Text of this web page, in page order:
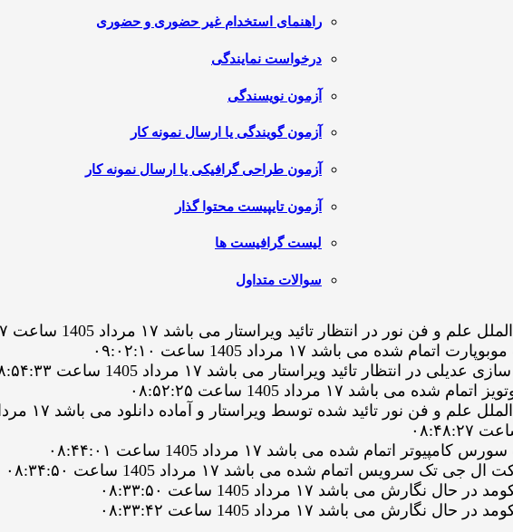
راهنمای استخدام غیر حضوری و حضوری
درخواست نمایندگی
آزمون نویسندگی
آزمون گویندگی یا ارسال نمونه کار
آزمون طراحی گرافیکی یا ارسال نمونه کار
آزمون تایپیست محتوا گذار
لیست گرافیست ها
سوالات متداول
در انتظار تائید ویراستار می باشد ۱۷ مرداد 1405 ساعت ۰۹:۰۳:۲۷
می باشد ۱۷ مرداد 1405 ساعت ۰۹:۰۲:۱۰
تائید ویراستار می باشد ۱۷ مرداد 1405 ساعت ۰۸:۵۴:۳۳
۱۷ مرداد 1405 ساعت ۰۸:۵۲:۲۵
تائید شده توسط ویراستار و آماده دانلود می باشد ۱۷ مرداد 1405 ساعت ۰۸:۵۰:۳۶
شده می باشد ۱۷ مرداد 1405 ساعت ۰۸:۴۴:۰۱
باشد ۱۷ مرداد 1405 ساعت ۰۸:۳۳:۵۰
باشد ۱۷ مرداد 1405 ساعت ۰۸:۳۳:۴۲